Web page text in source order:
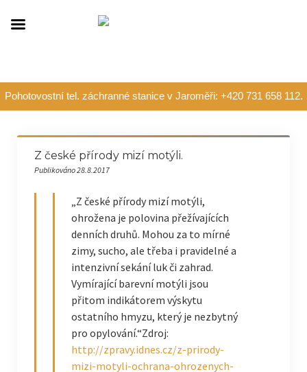
Pohotovostní tel. záchranné stanice v Jaroměři: +420 731 658 112.
Z české přírody mizí motýli.
Publikováno 28.8.2017
„Z české přírody mizí motýli,
ohrožena je polovina přežívajících
denních druhů. Mohou za to mírné
zimy, sucho, ale třeba i pravidelné a
intenzivní sekání luk či zahrad.
Vymírající barevní motýli jsou
přitom indikátorem výskytu
ostatního hmyzu, který je nezbytný
pro opylování.“Zdroj:
http://zpravy.idnes.cz/z-prirody-
mizi-motyli-ochrana-ohrozenych-